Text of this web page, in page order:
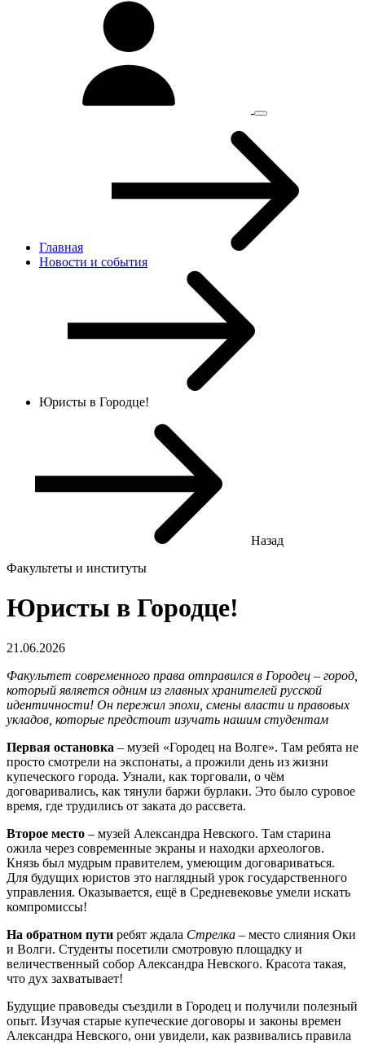
Главная
Новости и cобытия
Юристы в Городце!
Назад
Факультеты и институты
Юристы в Городце!
21.06.2026
Факультет современного права отправился в Городец – город,
который является одним из главных хранителей русской
идентичности! Он пережил эпохи, смены власти и правовых
укладов, которые предстоит изучать нашим студентам
Первая остановка – музей «Городец на Волге». Там ребята не
просто смотрели на экспонаты, а прожили день из жизни
купеческого города. Узнали, как торговали, о чём
договаривались, как тянули баржи бурлаки. Это было суровое
время, где трудились от заката до рассвета.
Второе место – музей Александра Невского. Там старина
ожила через современные экраны и находки археологов.
Князь был мудрым правителем, умеющим договариваться.
Для будущих юристов это наглядный урок государственного
управления. Оказывается, ещё в Средневековье умели искать
компромиссы!
На обратном пути ребят ждала Стрелка – место слияния Оки
и Волги. Студенты посетили смотровую площадку и
величественный собор Александра Невского. Красота такая,
что дух захватывает!
Будущие правоведы съездили в Городец и получили полезный
опыт. Изучая старые купеческие договоры и законы времен
Александра Невского, они увидели, как развивались правила